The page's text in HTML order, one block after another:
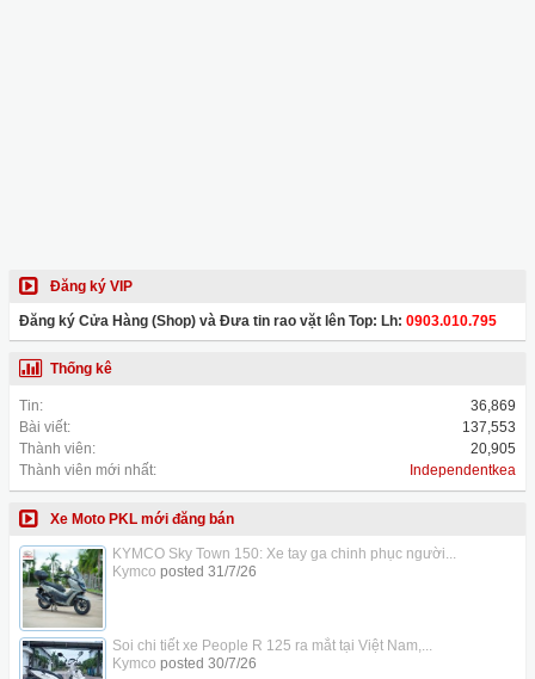
Đăng ký VIP
Đăng ký Cửa Hàng (Shop) và Đưa tin rao vặt lên Top: Lh: 0903.010.795
Thống kê
Tin:
36,869
Bài viết:
137,553
Thành viên:
20,905
Thành viên mới nhất:
Independentkea
Xe Moto PKL mới đăng bán
KYMCO Sky Town 150: Xe tay ga chinh phục người...
Kymco posted 31/7/26
Soi chi tiết xe People R 125 ra mắt tại Việt Nam,...
Kymco posted 30/7/26